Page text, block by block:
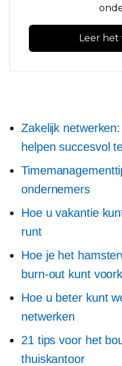
Leer het
Zakelijk
helpen succesvol
ondernemers
Hoe u vakantie
runt
Hoe je het
burn-out kunt
Hoe u beter kunt
netwerken
21 tips voor het
thuiskantoor